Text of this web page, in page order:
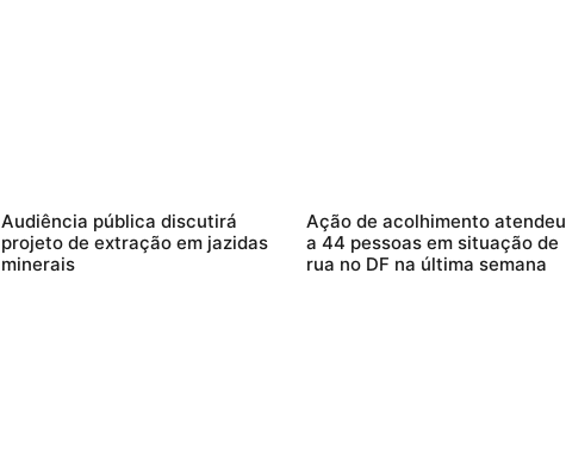
Audiência pública discutirá
projeto de extração em jazidas
minerais
Ação de acolhimento atendeu
a 44 pessoas em situação de
rua no DF na última semana